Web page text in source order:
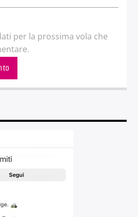
per la prossima vola che